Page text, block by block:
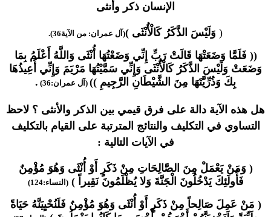
الإنسان ذكر وأنثى
( وَلَيْسَ الذَّكَرُ كَالْأُنْثَى )(آل عمران: من الآية36).
(( فَلَمَّا وَضَعَتْهَا قَالَتْ رَبِّ إِنِّي وَضَعْتُهَا أُنْثَى وَاللَّهُ أَعْلَمُ بِمَا
وَضَعَتْ وَلَيْسَ الذَّكَرُ كَالْأُنْثَى وَإِنِّي سَمَّيْتُهَا مَرْيَمَ وَإِنِّي أُعِيذُهَا
بِكَ وَذُرِّيَّتَهَا مِنَ الشَّيْطَانِ الرَّجِيمِ )) (آل عمران:36) .
هل هذه الآية دالة على فرق قيمي بين الذكر والأنثى ؟ لاحظ
التساوي في التكليف والنتائج المترتبة على القيام بالتكليف
في الآيات التالية :
( وَمَنْ يَعْمَلْ مِنَ الصَّالِحَاتِ مِنْ ذَكَرٍ أَوْ أُنْثَى وَهُوَ مُؤْمِنٌ
فَأُولَئِكَ يَدْخُلُونَ الْجَنَّةَ وَلا يُظْلَمُونَ نَقِيراً )(النساء:124)
( مَنْ عَمِلَ صَالِحاً مِنْ ذَكَرٍ أَوْ أُنْثَى وَهُوَ مُؤْمِنٌ فَلَنُحْيِيَنَّهُ حَيَاةً